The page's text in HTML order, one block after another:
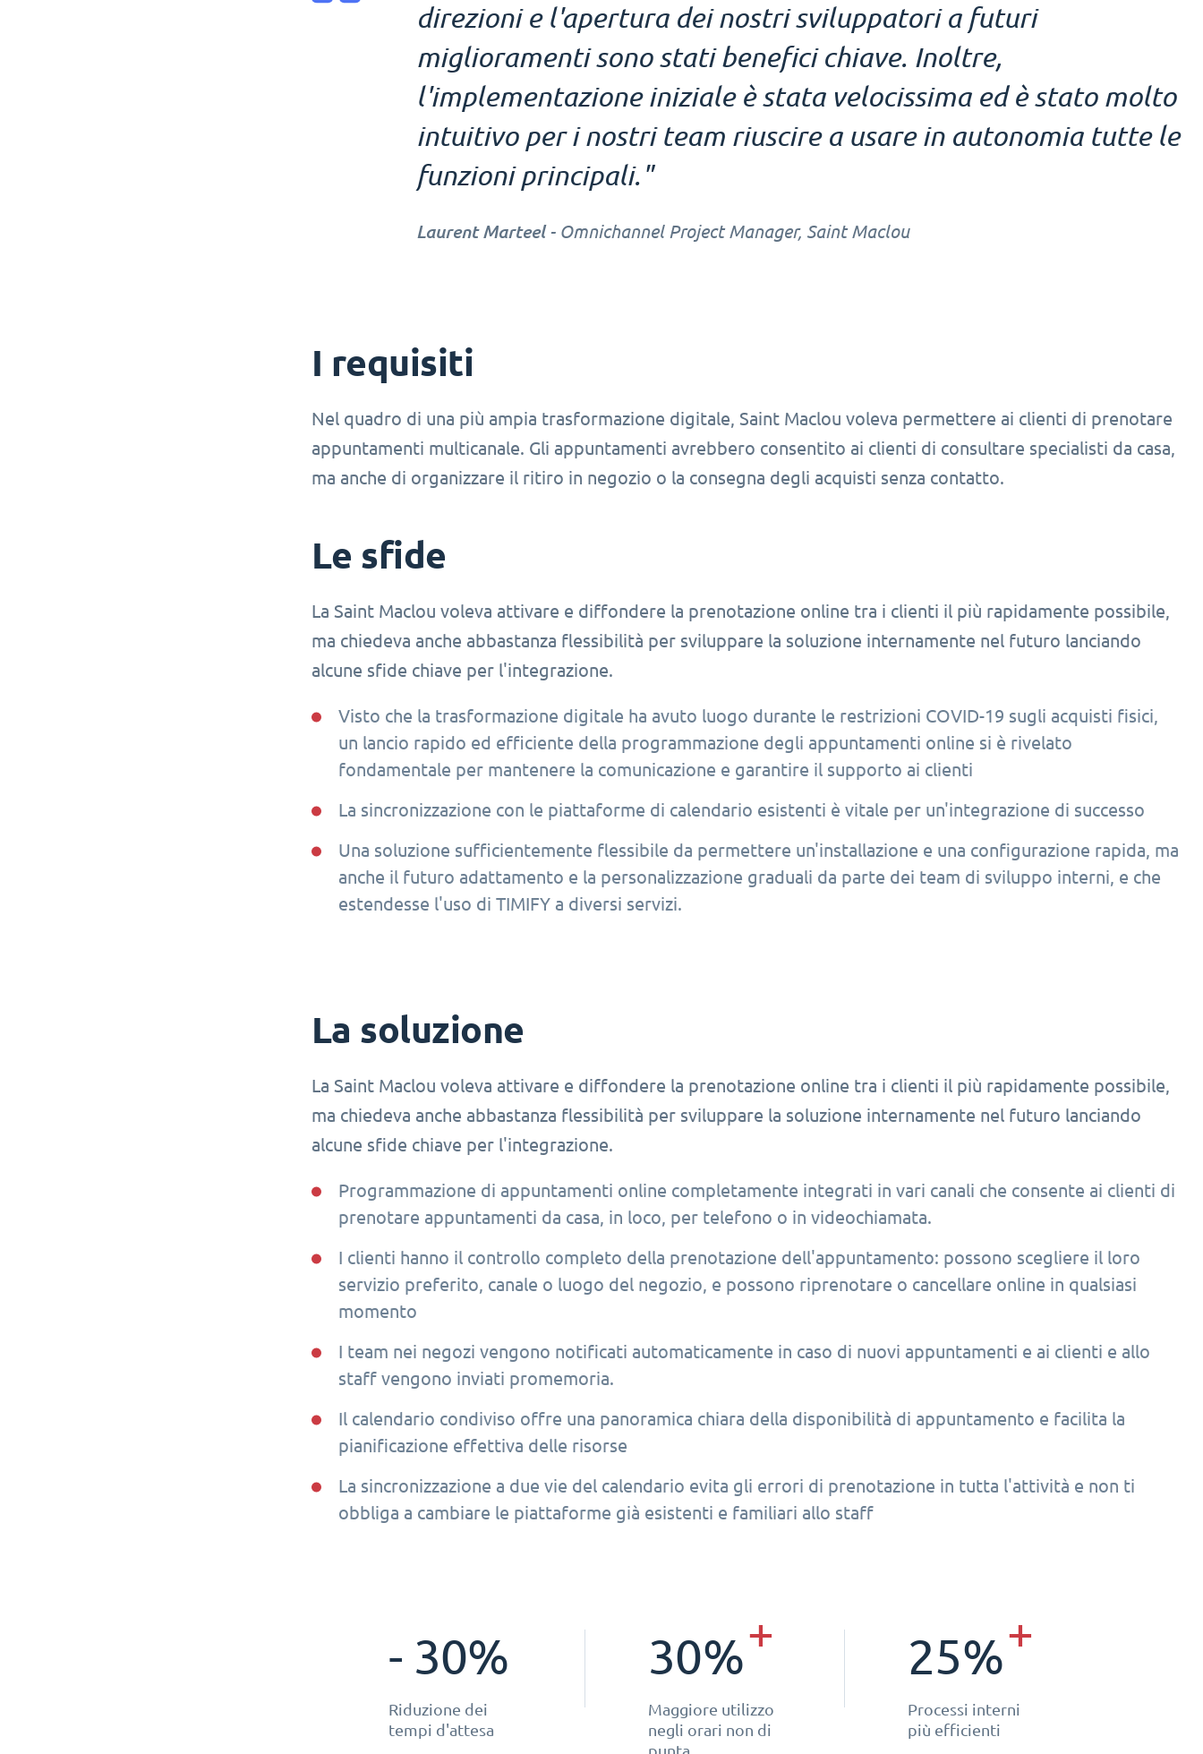
direzioni e l'apertura dei nostri sviluppatori a futuri
miglioramenti sono stati benefici chiave. Inoltre,
l'implementazione iniziale è stata velocissima ed è stato molto
intuitivo per i nostri team riuscire a usare in autonomia tutte le
funzioni principali."
Laurent Marteel- Omnichannel Project Manager, Saint Maclou
I requisiti
Nel quadro di una più ampia trasformazione digitale, Saint Maclou voleva permettere ai clienti di prenotare
appuntamenti multicanale. Gli appuntamenti avrebbero consentito ai clienti di consultare specialisti da casa,
ma anche di organizzare il ritiro in negozio o la consegna degli acquisti senza contatto.
Le sfide
La Saint Maclou voleva attivare e diffondere la prenotazione online tra i clienti il più rapidamente possibile,
ma chiedeva anche abbastanza flessibilità per sviluppare la soluzione internamente nel futuro lanciando
alcune sfide chiave per l'integrazione.
Visto che la trasformazione digitale ha avuto luogo durante le restrizioni COVID-19 sugli acquisti fisici,
un lancio rapido ed efficiente della programmazione degli appuntamenti online si è rivelato
fondamentale per mantenere la comunicazione e garantire il supporto ai clienti
La sincronizzazione con le piattaforme di calendario esistenti è vitale per un'integrazione di successo
Una soluzione sufficientemente flessibile da permettere un'installazione e una configurazione rapida, ma
anche il futuro adattamento e la personalizzazione graduali da parte dei team di sviluppo interni, e che
estendesse l'uso di TIMIFY a diversi servizi.
La soluzione
La Saint Maclou voleva attivare e diffondere la prenotazione online tra i clienti il più rapidamente possibile,
ma chiedeva anche abbastanza flessibilità per sviluppare la soluzione internamente nel futuro lanciando
alcune sfide chiave per l'integrazione.
Programmazione di appuntamenti online completamente integrati in vari canali che consente ai clienti di
prenotare appuntamenti da casa, in loco, per telefono o in videochiamata.
I clienti hanno il controllo completo della prenotazione dell'appuntamento: possono scegliere il loro
servizio preferito, canale o luogo del negozio, e possono riprenotare o cancellare online in qualsiasi
momento
I team nei negozi vengono notificati automaticamente in caso di nuovi appuntamenti e ai clienti e allo
staff vengono inviati promemoria.
Il calendario condiviso offre una panoramica chiara della disponibilità di appuntamento e facilita la
pianificazione effettiva delle risorse
La sincronizzazione a due vie del calendario evita gli errori di prenotazione in tutta l'attività e non ti
obbliga a cambiare le piattaforme già esistenti e familiari allo staff
- 30%
Riduzione dei
tempi d'attesa
30%+
Maggiore utilizzo
negli orari non di
punta
25%+
Processi interni
più efficienti